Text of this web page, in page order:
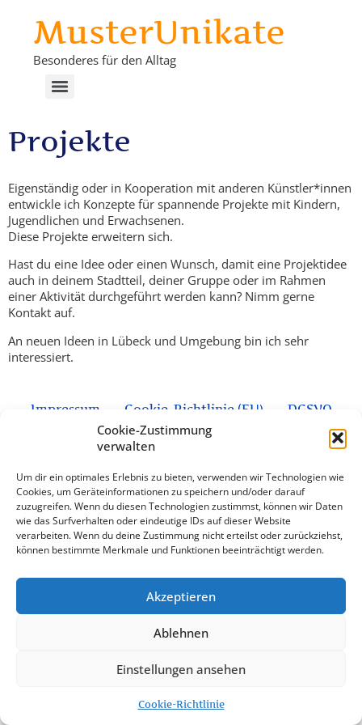
Cookie-Zustimmung
verwalten
Um dir ein optimales Erlebnis zu bieten, verwenden wir Technologien wie
Cookies, um Geräteinformationen zu speichern und/oder darauf
zuzugreifen. Wenn du diesen Technologien zustimmst, können wir Daten
wie das Surfverhalten oder eindeutige IDs auf dieser Website
verarbeiten. Wenn du deine Zustimmung nicht erteilst oder zurückziehst,
können bestimmte Merkmale und Funktionen beeinträchtigt werden.
Akzeptieren
Ablehnen
Einstellungen ansehen
Cookie-Richtlinie
MusterUnikate
Besonderes für den Alltag
Projekte
Eigenständig oder in Kooperation mit anderen Künstler*innen
entwickle ich Konzepte für spannende Projekte mit Kindern,
Jugendlichen und Erwachsenen.
Diese Projekte erweitern sich.
Hast du eine Idee oder einen Wunsch, damit eine Projektidee
auch in deinem Stadtteil, deiner Gruppe oder im Rahmen
einer Aktivität durchgeführt werden kann? Nimm gerne
Kontakt auf.
An neuen Ideen in Lübeck und Umgebung bin ich sehr
interessiert.
Impressum Cookie-Richtlinie (EU)
DGSVO
Kontakt
Alle Rechte vorbehalten